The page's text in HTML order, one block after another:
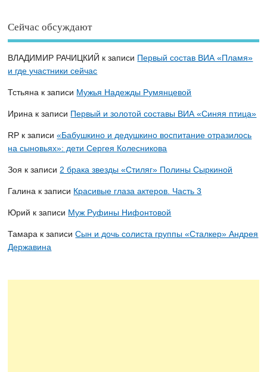
Сейчас обсуждают
ВЛАДИМИР РАЧИЦКИЙ к записи Первый состав ВИА «Пламя»
и где участники сейчас
Тстьяна к записи Мужья Надежды Румянцевой
Ирина к записи Первый и золотой составы ВИА «Синяя птица»
RP к записи«Бабушкино и дедушкино воспитание отразилось
на сыновьях»: дети Сергея Колесникова
Зоя к записи 2 брака звезды «Стиляг» Полины Сыркиной
Галина к записи Красивые глаза актеров. Часть 3
Юрий к записи Муж Руфины Нифонтовой
Тамара к записиСын и дочь солиста группы «Сталкер» Андрея
Державина